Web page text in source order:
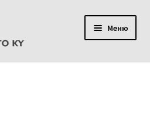
Меню